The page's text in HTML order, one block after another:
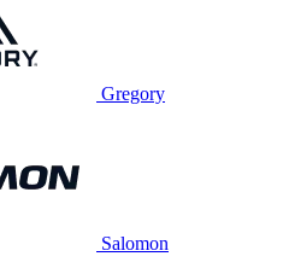
Gregory
Salomon